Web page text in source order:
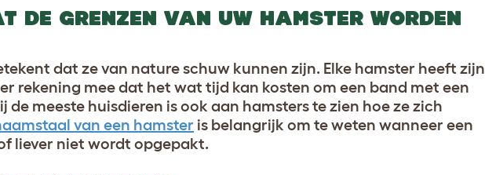
DE GRENZEN VAN UW HAMSTER WORDEN
dat ze van nature schuw kunnen zijn. Elke hamster heeft zijn
rekening mee dat het wat tijd kan kosten om een band met een
de meeste huisdieren is ook aan hamsters te zien hoe ze zich
van een hamster is belangrijk om te weten wanneer een
liever niet wordt opgepakt.